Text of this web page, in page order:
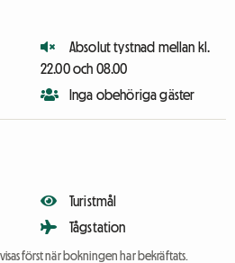
Absolut tystnad mellan kl.
22.00 och 08.00
Inga obehöriga gäster
Turistmål
Tågstation
först när bokningen har bekräftats.